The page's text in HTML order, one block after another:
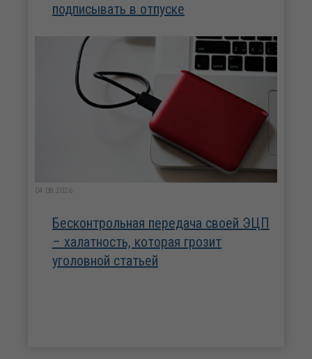
подписывать в отпуске
04.08.2026
Бесконтрольная передача своей ЭЦП
– халатность, которая грозит
уголовной статьей